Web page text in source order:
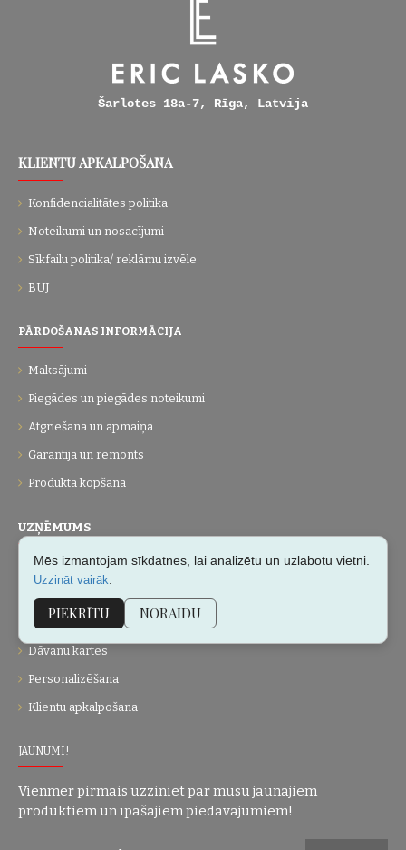
Šarlotes 18a-7, Rīga, Latvija
KLIENTU APKALPOŠANA
Konfidencialitātes politika
Noteikumi un nosacījumi
Sīkfailu politika/ reklāmu izvēle
BUJ
PĀRDOŠANAS INFORMĀCIJA
Maksājumi
Piegādes un piegādes noteikumi
Atgriešana un apmaiņa
Garantija un remonts
Produkta kopšana
UZŅĒMUMS
Par mums
Vietnes karte
Dāvanu kartes
Personalizēšana
Klientu apkalpošana
JAUNUMI!
Vienmēr pirmais uzziniet par mūsu jaunajiem
produktiem un īpašajiem piedāvājumiem!
Mēs izmantojam sīkdatnes, lai analizētu un uzlabotu vietni.
Uzzināt vairāk
PIEKRĪTU NORAIDU